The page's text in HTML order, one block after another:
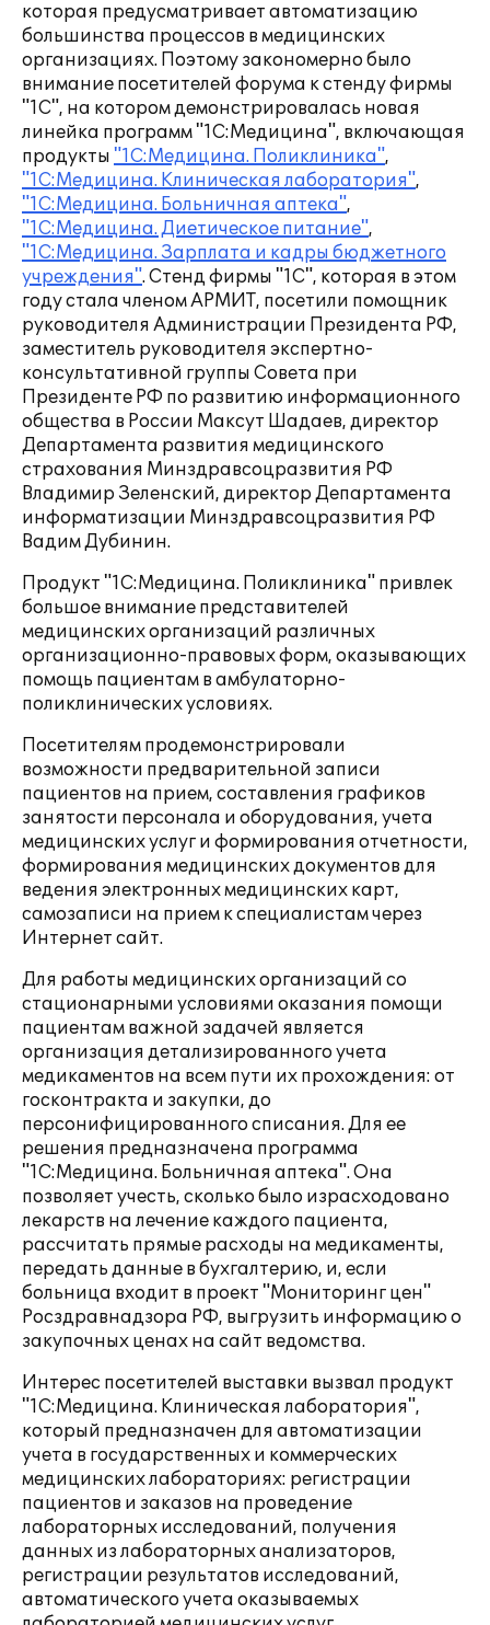
которая предусматривает автоматизацию
большинства процессов в медицинских
организациях. Поэтому закономерно было
внимание посетителей форума к стенду фирмы
"1С", на котором демонстрировалась новая
линейка программ "1С:Медицина", включающая
продукты "1С:Медицина. Поликлиника",
"1С:Медицина. Клиническая лаборатория",
"1С:Медицина. Больничная аптека",
"1С:Медицина. Диетическое питание",
"1С:Медицина. Зарплата и кадры бюджетного
учреждения". Стенд фирмы "1С", которая в этом
году стала членом АРМИТ, посетили помощник
руководителя Администрации Президента РФ,
заместитель руководителя экспертно-
консультативной группы Совета при
Президенте РФ по развитию информационного
общества в России Максут Шадаев, директор
Департамента развития медицинского
страхования Минздравсоцразвития РФ
Владимир Зеленский, директор Департамента
информатизации Минздравсоцразвития РФ
Вадим Дубинин.
Продукт "1С:Медицина. Поликлиника" привлек
большое внимание представителей
медицинских организаций различных
организационно-правовых форм, оказывающих
помощь пациентам в амбулаторно-
поликлинических условиях.
Посетителям продемонстрировали
возможности предварительной записи
пациентов на прием, составления графиков
занятости персонала и оборудования, учета
медицинских услуг и формирования отчетности,
формирования медицинских документов для
ведения электронных медицинских карт,
самозаписи на прием к специалистам через
Интернет сайт.
Для работы медицинских организаций со
стационарными условиями оказания помощи
пациентам важной задачей является
организация детализированного учета
медикаментов на всем пути их прохождения: от
госконтракта и закупки, до
персонифицированного списания. Для ее
решения предназначена программа
"1С:Медицина. Больничная аптека". Она
позволяет учесть, сколько было израсходовано
лекарств на лечение каждого пациента,
рассчитать прямые расходы на медикаменты,
передать данные в бухгалтерию, и, если
больница входит в проект "Мониторинг цен"
Росздравнадзора РФ, выгрузить информацию о
закупочных ценах на сайт ведомства.
Интерес посетителей выставки вызвал продукт
"1С:Медицина. Клиническая лаборатория",
который предназначен для автоматизации
учета в государственных и коммерческих
медицинских лабораториях: регистрации
пациентов и заказов на проведение
лабораторных исследований, получения
данных из лабораторных анализаторов,
регистрации результатов исследований,
автоматического учета оказываемых